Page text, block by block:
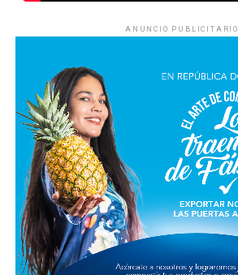
ANUNCIO PUBLICITARIO